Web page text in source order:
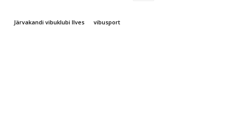
Järvakandi vibuklubi Ilves vibusport